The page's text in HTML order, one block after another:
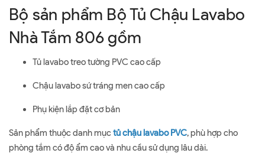
Bộ sản phẩm Bộ Tủ Chậu Lavabo
Nhà Tắm 806 gồm
Tủ lavabo treo tường PVC cao cấp
Chậu lavabo sứ tráng men cao cấp
Phụ kiện lắp đặt cơ bản
Sản phẩm thuộc danh mục tủ chậu lavabo PVC, phù hợp cho
phòng tắm có độ ẩm cao và nhu cầu sử dụng lâu dài.